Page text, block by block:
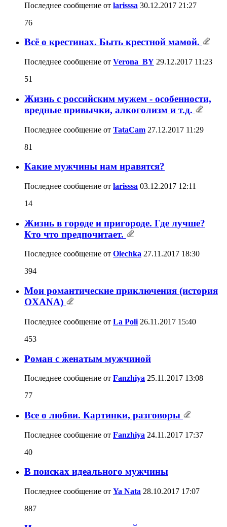
Последнее сообщение от larisssa 30.12.2017 21:27
76
Всё о крестинах. Быть крестной мамой.
Последнее сообщение от Verona_BY 29.12.2017 11:23
51
Жизнь с российским мужем - особенности,
вредные привычки, алкоголизм и т.д.
Последнее сообщение от TataCam 27.12.2017 11:29
81
Какие мужчины нам нравятся?
Последнее сообщение от larisssa 03.12.2017 12:11
14
Жизнь в городе и пригороде. Где лучше?
Кто что предпочитает.
Последнее сообщение от Olechka 27.11.2017 18:30
394
Мои романтические приключения (история
OXANA)
Последнее сообщение от La Poli 26.11.2017 15:40
453
Роман с женатым мужчиной
Последнее сообщение от Fanzhiya 25.11.2017 13:08
77
Все о любви. Картинки, разговоры
Последнее сообщение от Fanzhiya 24.11.2017 17:37
40
В поисках идеального мужчины
Последнее сообщение от Ya Nata 28.10.2017 17:07
887